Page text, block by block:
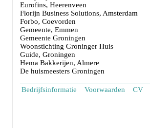
Eurofins, Heerenveen
Florijn Business Solutions, Amsterdam
Forbo, Coevorden
Gemeente, Emmen
Gemeente Groningen
Woonstichting Groninger Huis
Guide, Groningen
Hema Bakkerijen, Almere
De huismeesters Groningen
Bedrijfsinformatie Voorwaarden CV